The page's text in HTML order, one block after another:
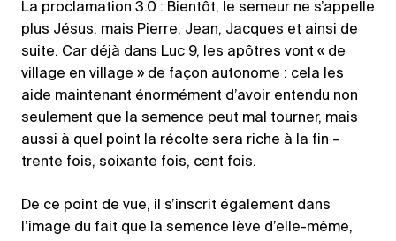
La proclamation 3.0 : Bientôt, le semeur ne s’appelle
plus Jésus, mais Pierre, Jean, Jacques et ainsi de
suite. Car déjà dans Luc 9, les apôtres vont « de
village en village » de façon autonome : cela les
aide maintenant énormément d’avoir entendu non
seulement que la semence peut mal tourner, mais
aussi à quel point la récolte sera riche à la fin –
trente fois, soixante fois, cent fois.
De ce point de vue, il s’inscrit également dans
l’image du fait que la semence lève d’elle-même,